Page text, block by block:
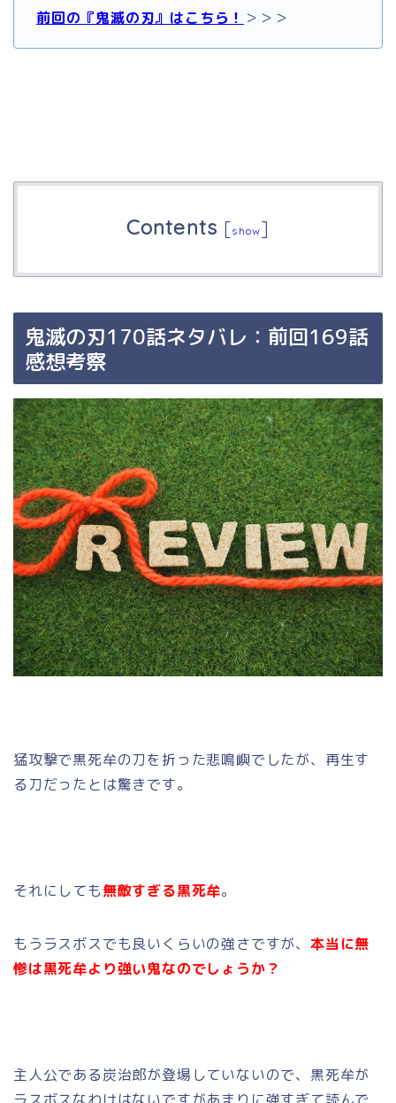
前回の『鬼滅の刃』はこちら！ ＞＞＞
Contents [show]
鬼滅の刃170話ネタバレ：前回169話
感想考察
猛攻撃で黒死牟の刀を折った悲鳴嶼でしたが、再生す
る刀だったとは驚きです。
それにしても無敵すぎる黒死牟。
もうラスボスでも良いくらいの強さですが、 本当に無
惨は黒死牟より強い鬼なのでしょうか？
主人公である炭治郎が登場していないので、黒死牟が